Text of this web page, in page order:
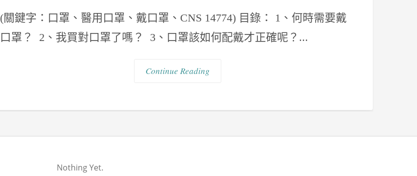
(關鍵字：口罩、醫用口罩、戴口罩、CNS 14774) 目錄： 1、何時需要戴
口罩？ 2、我買對口罩了嗎？ 3、口罩該如何配戴才正確呢？...
Continue Reading
Nothing Yet.